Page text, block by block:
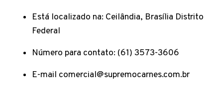
Está localizado na: Ceilândia, Brasília Distrito
Federal
Número para contato: (61) 3573-3606
E-mail comercial@supremocarnes.com.br